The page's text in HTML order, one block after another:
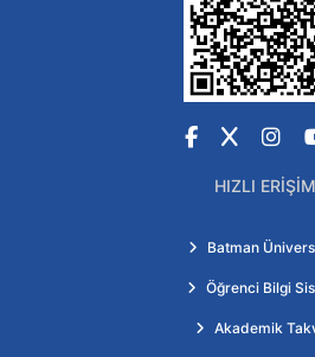
Facebook
X
HIZLI ERIŞIM
Batman
Öğrenci Bilgi
Akademik